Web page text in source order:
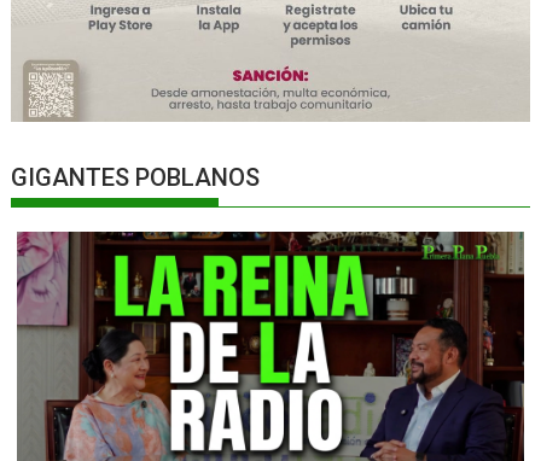
GIGANTES POBLANOS